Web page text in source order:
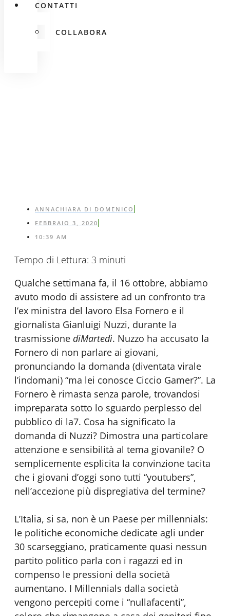
CONTATTI
COLLABORA
ANNACHIARA DI DOMENICO
FEBBRAIO 3, 2020
10:39 AM
Tempo di Lettura: 3 minuti
Qualche settimana fa, il 16 ottobre, abbiamo
avuto modo di assistere ad un confronto tra
l’ex ministra del lavoro Elsa Fornero e il
giornalista Gianluigi Nuzzi, durante la
trasmissione diMartedì. Nuzzo ha accusato la
Fornero di non parlare ai giovani,
pronunciando la domanda (diventata virale
l’indomani) “ma lei conosce Ciccio Gamer?”. La
Fornero è rimasta senza parole, trovandosi
impreparata sotto lo sguardo perplesso del
pubblico di la7. Cosa ha significato la
domanda di Nuzzi? Dimostra una particolare
attenzione e sensibilità al tema giovanile? O
semplicemente esplicita la convinzione tacita
che i giovani d’oggi sono tutti “youtubers”,
nell’accezione più dispregiativa del termine?
L’Italia, si sa, non è un Paese per millennials:
le politiche economiche dedicate agli under
30 scarseggiano, praticamente quasi nessun
partito politico parla con i ragazzi ed in
compenso le pressioni della società
aumentano. I Millennials dalla società
vengono percepiti come i “nullafacenti”,